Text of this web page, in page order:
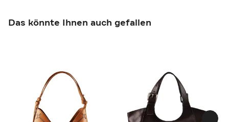
Das könnte Ihnen auch gefallen